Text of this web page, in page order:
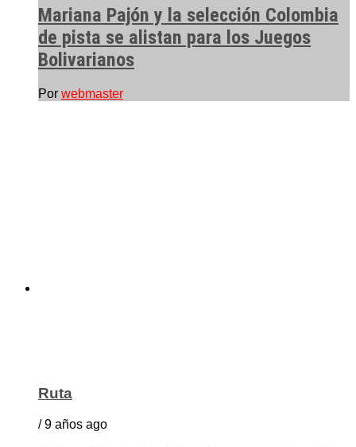
Mariana Pajón y la selección Colombia
de pista se alistan para los Juegos
Bolivarianos
Por webmaster
Ruta
/ 9 años ago